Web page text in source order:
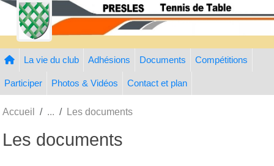
La vie du club Adhésions Documents Compétitions
Participer Photos & Vidéos Contact et plan
Accueil Les documents
Les documents
Panneau de gestion des cookies